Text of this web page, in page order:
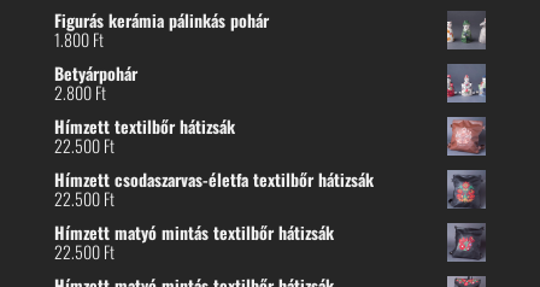
Figurás kerámia pálinkás pohár
1.800Ft
Betyárpohár
2.800Ft
Hímzett textilbőr hátizsák
22.500Ft
Hímzett csodaszarvas-életfa textilbőr hátizsák
22.500Ft
Hímzett matyó mintás textilbőr hátizsák
22.500Ft